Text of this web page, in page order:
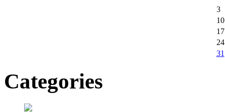
3
10
17
24
31
Categories